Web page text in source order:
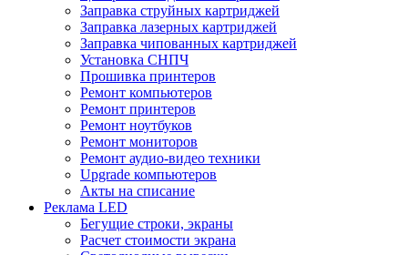
Заправка струйных картриджей
Заправка лазерных картриджей
Заправка чипованных картриджей
Установка СНПЧ
Прошивка принтеров
Ремонт компьютеров
Ремонт принтеров
Ремонт ноутбуков
Ремонт мониторов
Ремонт аудио-видео техники
Upgrade компьютеров
Акты на списание
Реклама LED
Бегущие строки, экраны
Расчет стоимости экрана